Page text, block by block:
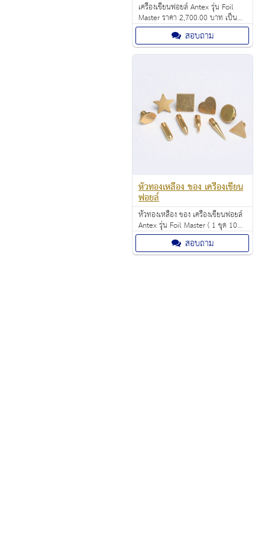
เครื่องเขียนฟอยล์ Antex รุ่น Foil
Master ราคา 2,700.00 บาท เป็น
อุปกรณ์ความร้อนสำหรับ เขียนฟอลย์
และ กระดาษฟอลย์ ใช้งานง่าย
สอบถาม
หัวทองเหลือง ของ เครื่องเขียน
ฟอยล์
หัวทองเหลือง ของ เครื่องเขียนฟอยล์
Antex รุ่น Foil Master ( 1 ชุด 10
รูปแบบ) ราคา: 950.00 บาท
สอบถาม